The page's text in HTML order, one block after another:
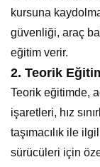
kursuna
güvenliği, araç
eğitim verir.
2. Teorik
Teorik eğitimde,
işaretleri, hız
taşımacılık ile
sürücüleri için